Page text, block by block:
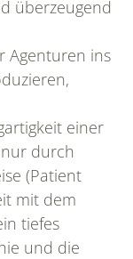
überzeugend
Agenturen ins
einer
durch
(Patient
mit dem
tiefes
und die